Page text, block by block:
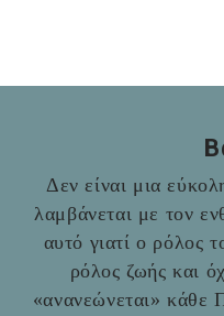
Δεν είναι μια
λαμβάνεται με τον
αυτό γιατί ο ρόλος
ρόλος ζωής και
«ανανεώνεται» κάθε